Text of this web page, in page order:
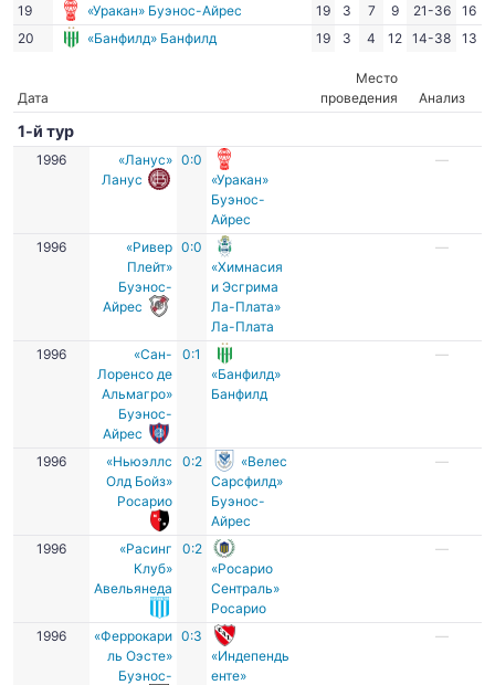
19 «Уракан» Буэнос-Айрес 19 3 7 9 21-36
16
20
«Банфилд» Банфилд 19 3 4 12 14-38 13
Дата
Место
проведения
Анализ
1-й тур
1996
«Ланус»
Ланус
0:0
«Уракан»
Буэнос-
Айрес
—
1996
«Ривер
Плейт»
Буэнос-
Айрес
0:0
«Химнасия
и Эсгрима
Ла-Плата»
Ла-Плата
—
1996
«Сан-
Лоренсо де
Альмагро»
Буэнос-
Айрес
0:1
«Банфилд»
Банфилд
—
1996
«Ньюэллс
Олд Бойз»
Росарио
0:2
«Велес
Сарсфилд»
Буэнос-
Айрес
—
1996
«Расинг
Клуб»
Авельянеда
0:2
«Росарио
Сентраль»
Росарио
—
1996
«Феррокари
ль Оэсте»
Буэнос-
0:3
«Индепендь
енте»
—